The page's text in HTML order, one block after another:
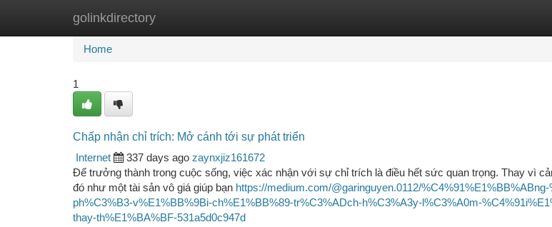
golinkdirectory
Home New Site Listings
Home
1
Chấp nhận chỉ trích: Mở cánh tới sự phát triển
Internet
337 days ago zaynxjiz161672
Để trưởng thành trong cuộc sống, việc xác nhận với sự chỉ trích là điều hết sức quan trọng. Thay vì
đó như một tài sản vô giá giúp bạn https://medium.com/@garinguyen.0112/
ph%C3%B3-v%E1%BB%9Bi-ch%E1%BB%89-tr%C3%ADch-h%C3%A3y-l%C3%A0m-
thay-th%E1%BA%BF-531a5d0c947d